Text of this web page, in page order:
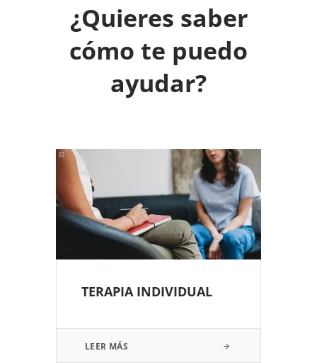
Reserva una cita
¿Quieres saber
cómo te puedo
ayudar?
TERAPIA INDIVIDUAL
LEER MÁS